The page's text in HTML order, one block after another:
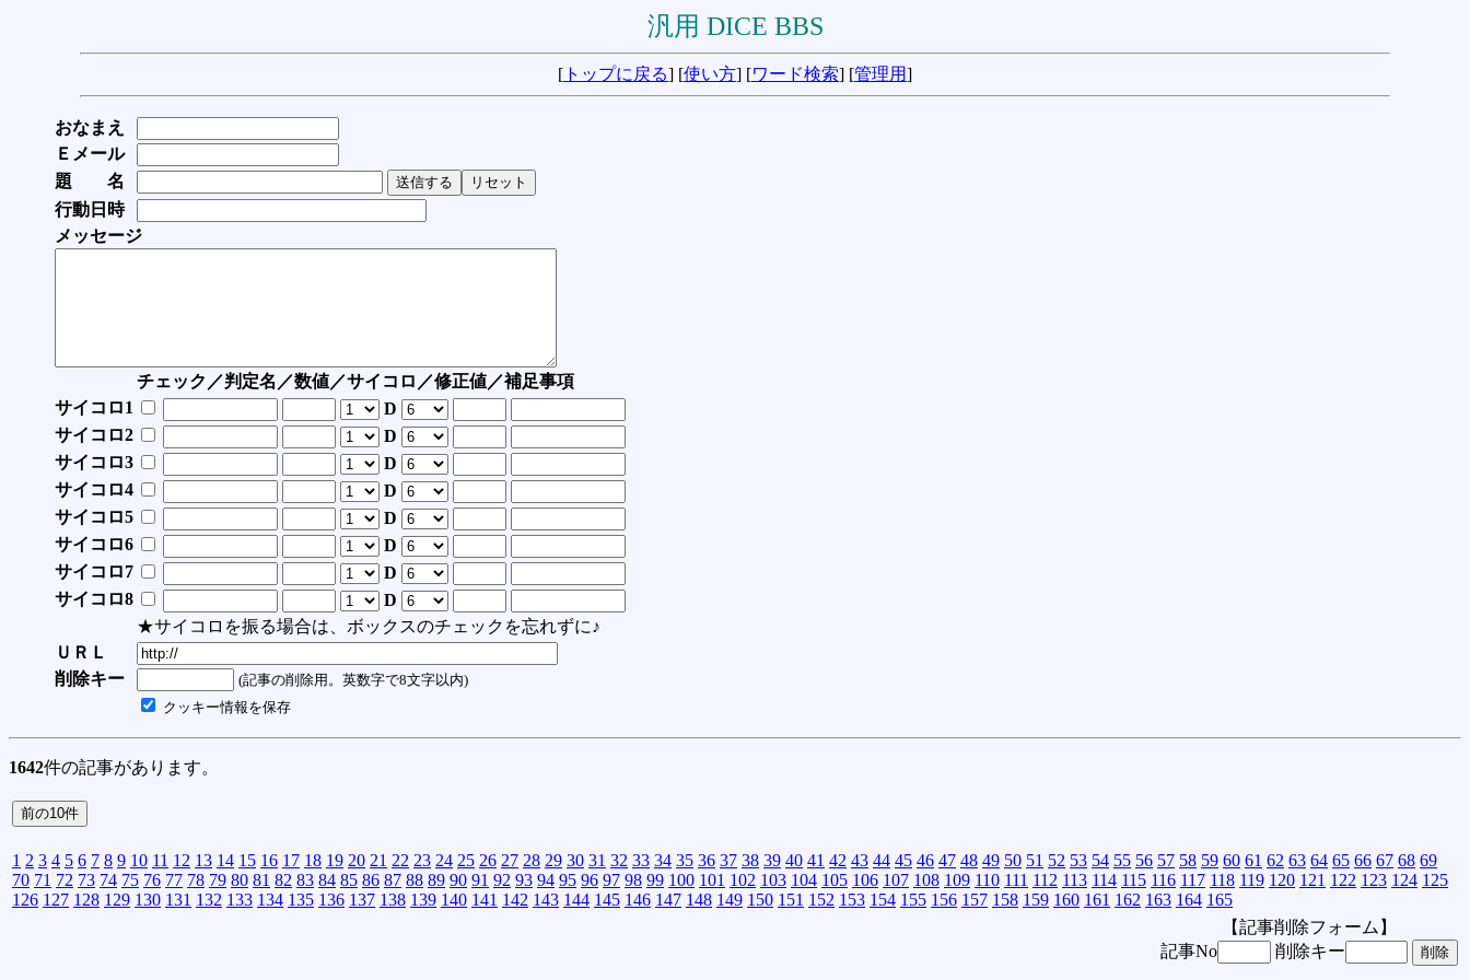
汎用 DICE BBS
[ トップに戻る] [使い方] [ワード検索] [管理用]
おなまえ
Ｅメール
題 名
行動日時
メッセージ
チェック／判定名／数値／サイコロ／修正値／補足事項
サイコロ1
D
サイコロ2
D
サイコロ3
D
サイコロ4
D
サイコロ5
D
サイコロ6
D
サイコロ7
D
サイコロ8
D
★サイコロを振る場合は、ボックスのチェックを忘れずに♪
ＵＲＬ
削除キー
(記事の削除用。英数字で8文字以内)
クッキー情報を保存
1642件の記事があります。
1 2 3 4 5 6 7 8 9 10 11 12 13 14 15 16 17 18 19 20 21 22 23 24 25 26 27 28 29 30 31 32 33 34 35 36 37 38 39 40 41 42 43 44 45 46 47 48 49 50 51 52 53 54 55 56 57 58 59 60 61 62 63 64 65 66 67 68 69
70 71 72 73 74 75 76 77 78 79 80 81 82 83 84 85 86 87 88 89 90 91 92 93 94 95 96 97 98 99 100 101 102 103 104 105 106 107 108 109 110 111 112 113 114 115 116 117 118 119 120 121 122 123 124 125
126 127 128 129 130 131 132 133 134 135 136 137 138 139 140 141 142 143 144 145 146 147 148 149 150 151 152 153 154 155 156 157 158 159 160 161 162 163 164 165
【記事削除フォーム】
記事No
削除キー